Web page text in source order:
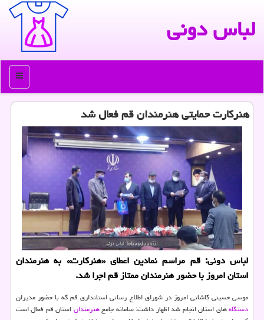
لباس دونی
منو
هنركارت حمایتی هنرمندان قم فعال شد
لباس دونی: قم مراسم نمادین اعطای «هنرکارت» به هنرمندان
استان امروز با حضور هنرمندان ممتاز قم اجرا شد.
موسی حسینی کاشانی امروز در شورای اطلاع رسانی استانداری قم که با حضور مدیران
دستگاههای استان انجام شد اظهار داشت: سامانه جامعهنرمنداناستان قم فعال است